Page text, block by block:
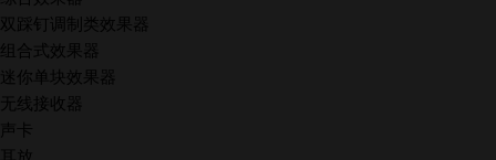
双踩钉调制类效果器
组合式效果器
迷你单块效果器
无线接收器
声卡
耳放